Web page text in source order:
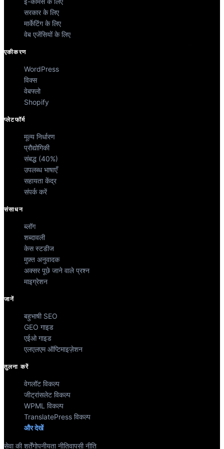
सरकार के लिए
मार्केटिंग के लिए
वेब एजेंसियों के लिए
एकीकरण
WordPress
विक्स
वेबफ्लो
Shopify
प्लेटफॉर्म
मूल्य निर्धारण
प्रौद्योगिकी
संबद्ध (40%)
उपलब्ध भाषाएँ
सहायता केंद्र
संपर्क करें
संसाधन
ब्लॉग
शब्दावली
केस स्टडीज
मुफ़्त अनुवादक
अक्सर पूछे जाने वाले प्रश्न
माइग्रेशन
जानें
बहुभाषी SEO
GEO गाइड
एईओ गाइड
एलएलएम ऑप्टिमाइज़ेशन
तुलना करें
वेगलॉट विकल्प
जीट्रांसलेट विकल्प
WPML विकल्प
TranslatePress विकल्प
और देखें
सेवा की शर्तेंगोपनीयता नीतिवापसी नीति